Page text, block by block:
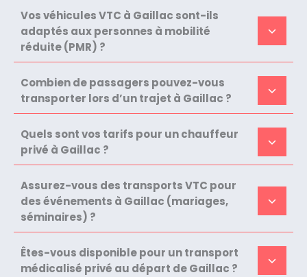
Vos véhicules VTC à Gaillac sont-ils
adaptés aux personnes à mobilité
réduite (PMR) ?
Combien de passagers pouvez-vous
transporter lors d’un trajet à Gaillac ?
Quels sont vos tarifs pour un chauffeur
privé à Gaillac ?
Assurez-vous des transports VTC pour
des événements à Gaillac (mariages,
séminaires) ?
Êtes-vous disponible pour un transport
médicalisé privé au départ de Gaillac ?